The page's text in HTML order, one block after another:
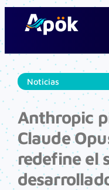
Ir
Noticias
Anthropic
Claude
redefine el